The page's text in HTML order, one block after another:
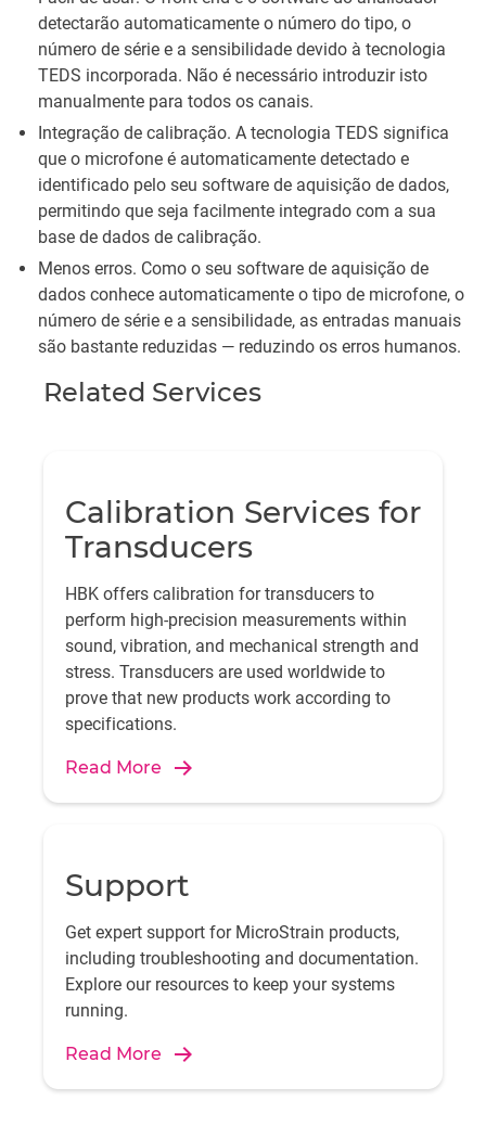
detectarão automaticamente o número do tipo, o
número de série e a sensibilidade devido à tecnologia
TEDS incorporada. Não é necessário introduzir isto
manualmente para todos os canais.
Integração de calibração. A tecnologia TEDS significa
que o microfone é automaticamente detectado e
identificado pelo seu software de aquisição de dados,
permitindo que seja facilmente integrado com a sua
base de dados de calibração.
Menos erros. Como o seu software de aquisição de
dados conhece automaticamente o tipo de microfone, o
número de série e a sensibilidade, as entradas manuais
são bastante reduzidas — reduzindo os erros humanos.
Related Services
Calibration Services for
Transducers
HBK offers calibration for transducers to
perform high-precision measurements within
sound, vibration, and mechanical strength and
stress. Transducers are used worldwide to
prove that new products work according to
specifications.
Read More
Support
Get expert support for MicroStrain products,
including troubleshooting and documentation.
Explore our resources to keep your systems
running.
Read More